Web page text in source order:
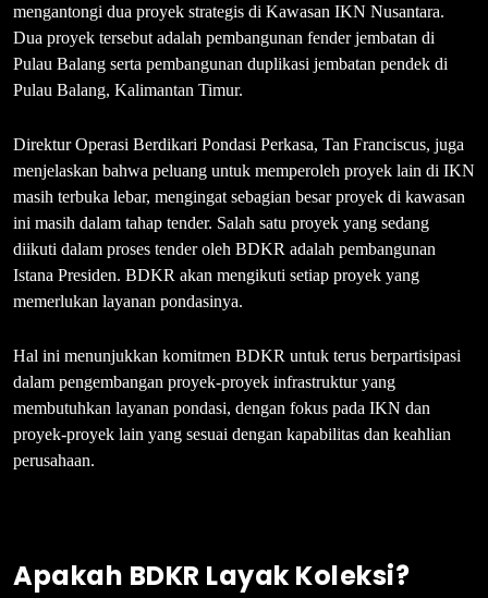
mengantongi dua proyek strategis di Kawasan IKN Nusantara.
Dua proyek tersebut adalah pembangunan fender jembatan di
Pulau Balang serta pembangunan duplikasi jembatan pendek di
Pulau Balang, Kalimantan Timur.
Direktur Operasi Berdikari Pondasi Perkasa, Tan Franciscus, juga
menjelaskan bahwa peluang untuk memperoleh proyek lain di IKN
masih terbuka lebar, mengingat sebagian besar proyek di kawasan
ini masih dalam tahap tender. Salah satu proyek yang sedang
diikuti dalam proses tender oleh BDKR adalah pembangunan
Istana Presiden. BDKR akan mengikuti setiap proyek yang
memerlukan layanan pondasinya.
Hal ini menunjukkan komitmen BDKR untuk terus berpartisipasi
dalam pengembangan proyek-proyek infrastruktur yang
membutuhkan layanan pondasi, dengan fokus pada IKN dan
proyek-proyek lain yang sesuai dengan kapabilitas dan keahlian
perusahaan.
Apakah BDKR Layak Koleksi?